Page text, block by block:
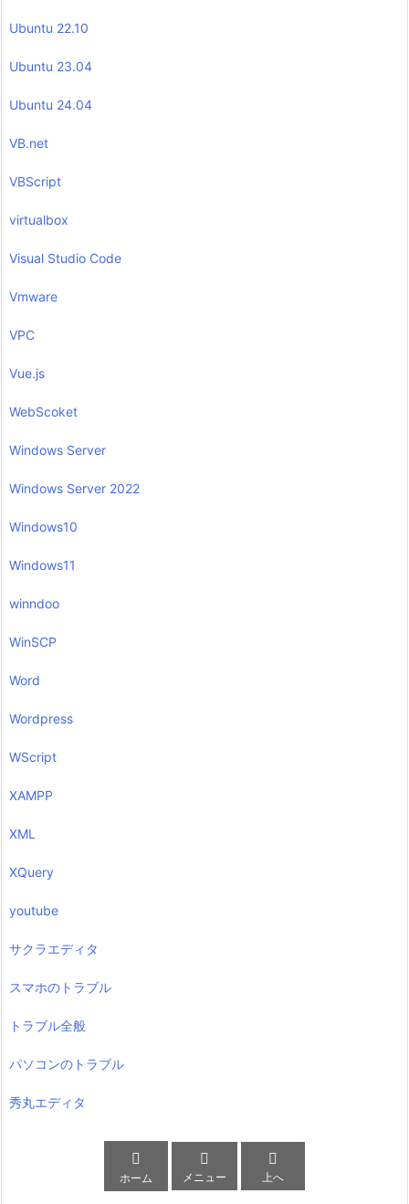
Ubuntu 22.10
Ubuntu 23.04
Ubuntu 24.04
VB.net
VBScript
virtualbox
Visual Studio Code
Vmware
VPC
Vue.js
WebScoket
Windows Server
Windows Server 2022
Windows10
Windows11
winndoo
WinSCP
Word
Wordpress
WScript
XAMPP
XML
XQuery
youtube
サクラエディタ
スマホのトラブル
トラブル全般
パソコンのトラブル
秀丸エディタ

ホーム

メニュー

上へ